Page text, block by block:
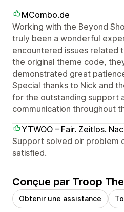
MCombo.de
Working with the Beyond
truly been a wonderful
encountered issues related
the original theme code,
demonstrated great
Special thanks to Nick and
for the outstanding support
communication throughout
YTWOO – Fair. Zeitlos.
Support solved oir problem
satisfied.
Conçue par Troop
Obtenir une assistance